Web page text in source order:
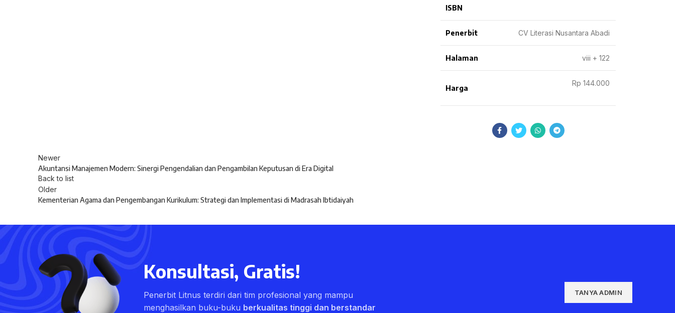
ISBN
Penerbit CV Literasi Nusantara Abadi
Halaman viii + 122
Harga
Rp 144.000
Newer
Akuntansi Manajemen Modern: Sinergi Pengendalian dan Pengambilan Keputusan di Era Digital
Back to list
Older
Kementerian Agama dan Pengembangan Kurikulum: Strategi dan Implementasi di Madrasah Ibtidaiyah
Konsultasi, Gratis!
Penerbit Litnus terdiri dari tim profesional yang mampu
menghasilkan buku-buku berkualitas tinggi dan berstandar
TANYA ADMIN